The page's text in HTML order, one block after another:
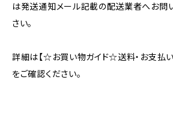
は発送通知メール記載の配送業者へお問
さい。
詳細は【☆お買い物ガイド☆送料・お支払い
をご確認ください。